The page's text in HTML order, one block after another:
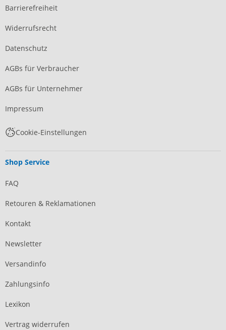
Barrierefreiheit
Widerrufsrecht
Datenschutz
AGBs für Verbraucher
AGBs für Unternehmer
Impressum
Cookie-Einstellungen
Shop Service
FAQ
Retouren & Reklamationen
Kontakt
Newsletter
Versandinfo
Zahlungsinfo
Lexikon
Vertrag widerrufen